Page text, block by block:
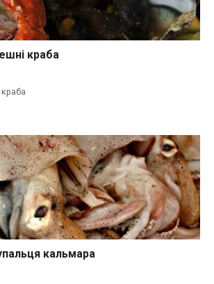
Як економити час і гроші на кухні. Практичний побут.
краба
Як економити час і гроші на кухні. Практичний побут.
кальмара